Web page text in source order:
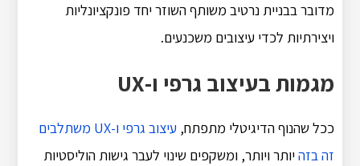
מדובר בבניית נרטיב משותף השוזר יחד פונקציונליות
ויצירתיות לכדי עיצובים משכנעים.
מגמות בעיצוב גרפי ו-UX
ככל שהנוף הדיגיטלי מתפתח,
עיצוב גרפי ו-UX משתלבים
זה בזהיותר ויותר, ומשקפים שינוי לעבר גישות הוליסטיות